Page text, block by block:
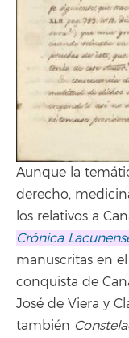
Aunque la
derecho,
los relativos a
Crónica
manuscritas en
conquista de
José de Viera y
también